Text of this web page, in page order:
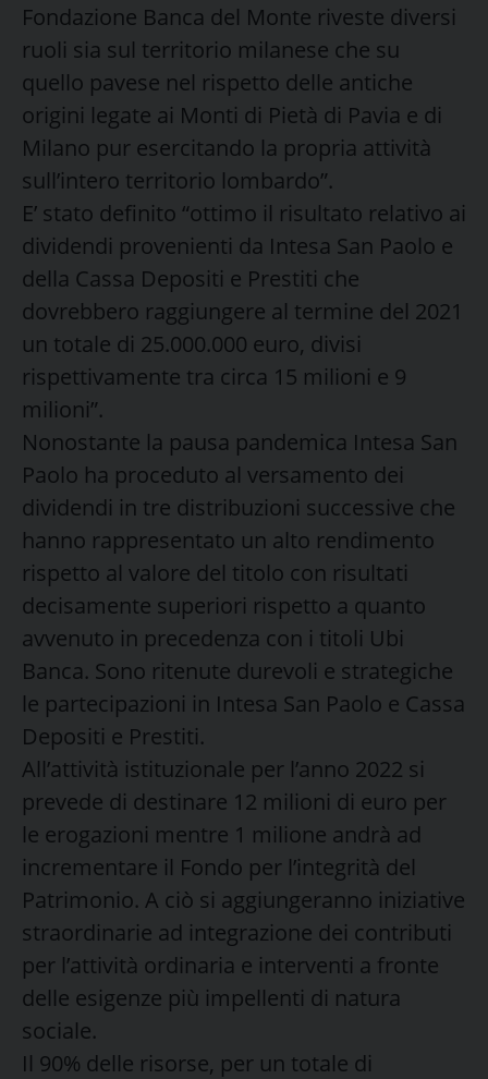
Fondazione Banca del Monte riveste diversi
ruoli sia sul territorio milanese che su
quello pavese nel rispetto delle antiche
origini legate ai Monti di Pietà di Pavia e di
Milano pur esercitando la propria attività
sull’intero territorio lombardo”.
E’ stato definito “ottimo il risultato relativo ai
dividendi provenienti da Intesa San Paolo e
della Cassa Depositi e Prestiti che
dovrebbero raggiungere al termine del 2021
un totale di 25.000.000 euro, divisi
rispettivamente tra circa 15 milioni e 9
milioni”.
Nonostante la pausa pandemica Intesa San
Paolo ha proceduto al versamento dei
dividendi in tre distribuzioni successive che
hanno rappresentato un alto rendimento
rispetto al valore del titolo con risultati
decisamente superiori rispetto a quanto
avvenuto in precedenza con i titoli Ubi
Banca. Sono ritenute durevoli e strategiche
le partecipazioni in Intesa San Paolo e Cassa
Depositi e Prestiti.
All’attività istituzionale per l’anno 2022 si
prevede di destinare 12 milioni di euro per
le erogazioni mentre 1 milione andrà ad
incrementare il Fondo per l’integrità del
Patrimonio. A ciò si aggiungeranno iniziative
straordinarie ad integrazione dei contributi
per l’attività ordinaria e interventi a fronte
delle esigenze più impellenti di natura
sociale.
Il 90% delle risorse, per un totale di